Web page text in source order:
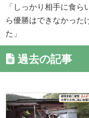
「しっかり相手に食
ら優勝はできなかった
た」
過去の記事